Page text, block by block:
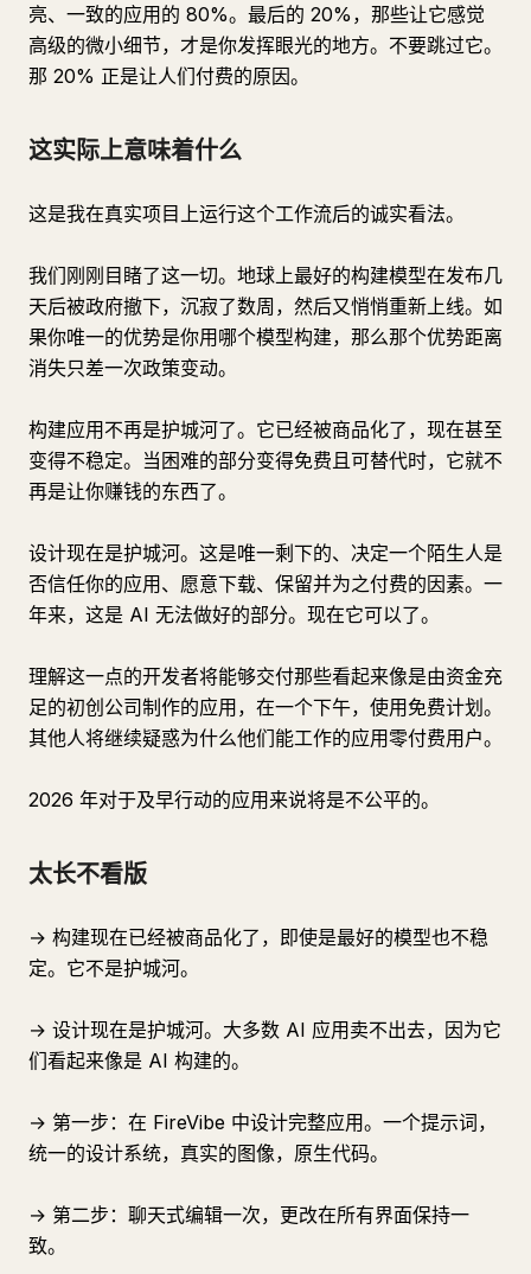
亮、一致的应用的 80%。最后的 20%，那些让它感觉
高级的微小细节，才是你发挥眼光的地方。不要跳过它。
那 20% 正是让人们付费的原因。
这实际上意味着什么
这是我在真实项目上运行这个工作流后的诚实看法。
我们刚刚目睹了这一切。地球上最好的构建模型在发布几
天后被政府撤下，沉寂了数周，然后又悄悄重新上线。如
果你唯一的优势是你用哪个模型构建，那么那个优势距离
消失只差一次政策变动。
构建应用不再是护城河了。它已经被商品化了，现在甚至
变得不稳定。当困难的部分变得免费且可替代时，它就不
再是让你赚钱的东西了。
设计现在是护城河。这是唯一剩下的、决定一个陌生人是
否信任你的应用、愿意下载、保留并为之付费的因素。一
年来，这是 AI 无法做好的部分。现在它可以了。
理解这一点的开发者将能够交付那些看起来像是由资金充
足的初创公司制作的应用，在一个下午，使用免费计划。
其他人将继续疑惑为什么他们能工作的应用零付费用户。
2026 年对于及早行动的应用来说将是不公平的。
太长不看版
→ 构建现在已经被商品化了，即使是最好的模型也不稳
定。它不是护城河。
→ 设计现在是护城河。大多数 AI 应用卖不出去，因为它
们看起来像是 AI 构建的。
→ 第一步：在 FireVibe 中设计完整应用。一个提示词，
统一的设计系统，真实的图像，原生代码。
→ 第二步：聊天式编辑一次，更改在所有界面保持一
致。